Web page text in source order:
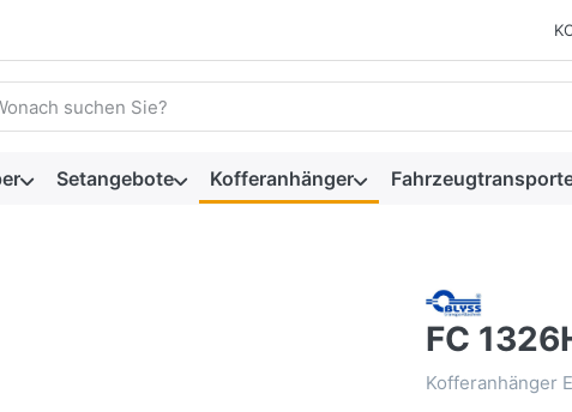
einen Suchbegriff ein. Während Sie tippen, erscheinen
Setangebote Kofferanhänger
FC
Kofferanhänger